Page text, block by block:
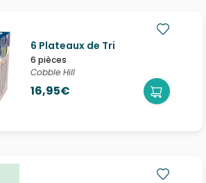
6 Plateaux de Tri
6 pièces
Cobble Hill
16,95€